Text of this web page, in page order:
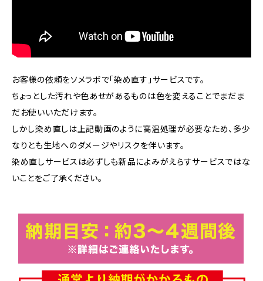
お客様の依頼をソメラボで「染め直す」サービスです。
ちょっとした汚れや色あせがあるものは色を変えることでまだま
だお使いいただけます。
しかし染め直しは上記動画のように高温処理が必要なため、多少
なりとも生地へのダメージやリスクを伴います。
染め直しサービスは必ずしも新品によみがえらすサービスではな
いことをご了承ください。